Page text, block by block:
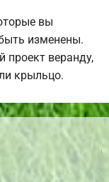
вы
изменены.
проект веранду,
крыльцо.